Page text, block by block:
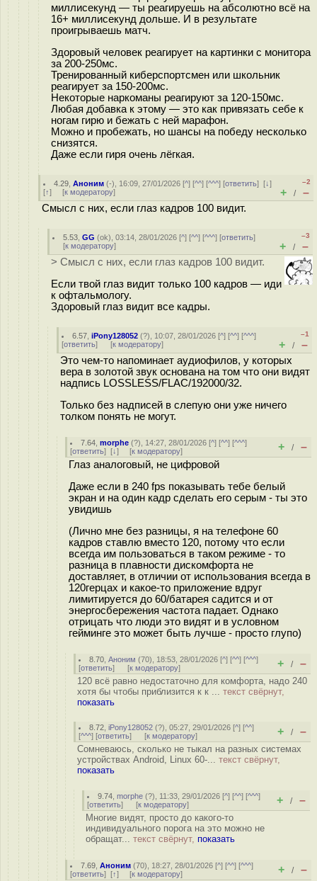
миллисекунд — ты реагируешь на абсолютно всё на
16+ миллисекунд дольше. И в результате
проигрываешь матч.
Здоровый человек реагирует на картинки с монитора
за 200-250мс.
Тренированный киберспортсмен или школьник
реагирует за 150-200мс.
Некоторые наркоманы реагируют за 120-150мс.
Любая добавка к этому — это как привязать себе к
ногам гирю и бежать с ней марафон.
Можно и пробежать, но шансы на победу несколько
снизятся.
Даже если гиря очень лёгкая.
4.29 ,Аноним (-), 16:09, 27/01/2026 [^] [^^] [^^^] [ответить][↓]
[↑] [к модератору]
–2
+ / –
Смысл с них, если глаз кадров 100 видит.
5.53 ,GG (ok), 03:14, 28/01/2026 [^] [^^] [^^^] [ответить]
[к модератору]
–3
+ / –
> Смысл с них, если глаз кадров 100 видит.
Если твой глаз видит только 100 кадров — иди
к офтальмологу.
Здоровый глаз видит все кадры.
6.57 ,iPony128052 (?), 10:07, 28/01/2026 [^] [^^] [^^^]
[ответить] [к модератору]
–1
+ / –
Это чем-то напоминает аудиофилов, у которых
вера в золотой звук основана на том что они видят
надпись LOSSLESS/FLAC/192000/32.
Только без надписей в слепую они уже ничего
толком понять не могут.
7.64 ,morphe (?), 14:27, 28/01/2026 [^] [^^] [^^^]
[ответить] [↓] [к модератору] + / –
Глаз аналоговый, не цифровой
Даже если в 240 fps показывать тебе белый
экран и на один кадр сделать его серым - ты это
увидишь
(Лично мне без разницы, я на телефоне 60
кадров ставлю вместо 120, потому что если
всегда им пользоваться в таком режиме - то
разница в плавности дискомфорта не
доставляет, в отличии от использования всегда в
120герцах и какое-то приложение вдруг
лимитируется до 60/батарея садится и от
энергосбережения частота падает. Однако
отрицать что люди это видят и в условном
гейминге это может быть лучше - просто глупо)
8.70 ,Аноним (70), 18:53, 28/01/2026 [^] [^^] [^^^]
[ответить] [к модератору] + / –
120 всё равно недостаточно для комфорта, надо 240
хотя бы чтобы приблизится к к ... текст свёрнут,
показать
8.72 ,iPony128052 (?), 05:27, 29/01/2026 [^] [^^]
[^^^] [ответить] [к модератору] + / –
Сомневаюсь, сколько не тыкал на разных системах
устройствах Android, Linux 60-... текст свёрнут,
показать
9.74 ,morphe (?), 11:33, 29/01/2026 [^] [^^] [^^^]
[ответить] [к модератору] + / –
Многие видят, просто до какого-то
индивидуального порога на это можно не
обращат... текст свёрнут, показать
7.69 ,Аноним (70), 18:27, 28/01/2026 [^] [^^] [^^^]
[ответить] [↑] [к модератору] + / –